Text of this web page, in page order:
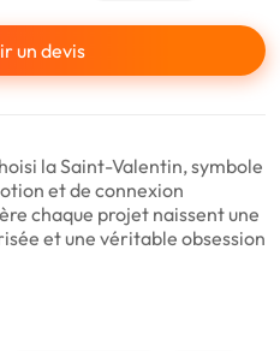
un devis
la Saint-Valentin, symbole
et de connexion
chaque projet naissent une
et une véritable obsession